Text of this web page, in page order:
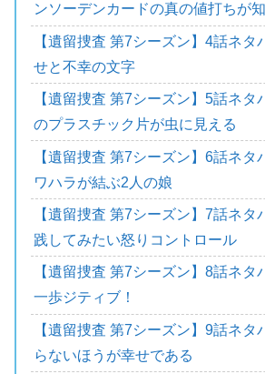
ンソーデンカードの真の値打ちが
【遺留捜査 第7シーズン】4話ネタ
せと不幸の文字
【遺留捜査 第7シーズン】5話ネタ
のプラスチック片が虫に見える
【遺留捜査 第7シーズン】6話ネタ
ワハラが結ぶ2人の娘
【遺留捜査 第7シーズン】7話ネタ
践してみたい怒りコントロール
【遺留捜査 第7シーズン】8話ネタ
一歩ジティブ！
【遺留捜査 第7シーズン】9話ネタ
らないほうが幸せである